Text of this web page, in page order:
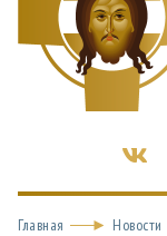
Главная Новости